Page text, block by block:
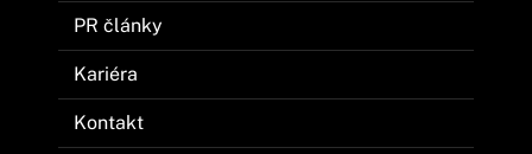
PR články
Kariéra
Kontakt